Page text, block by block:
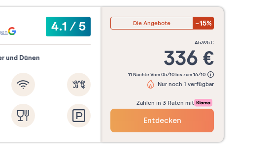
4.1/5
und Dünen
Die Angebote -15%
ab395€
336 €
11 Nächte Vom 05/10 bis zum 16/10
Nur noch 1 verfügbar
Zahlen in 3 Raten mit
Entdecken